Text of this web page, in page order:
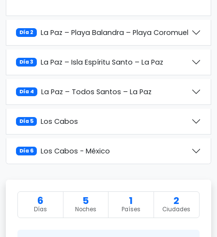
Día 2 La Paz – Playa Balandra – Playa Coromuel
Día 3 La Paz – Isla Espíritu Santo – La Paz
Día 4 La Paz – Todos Santos – La Paz
Día 5 Los Cabos
Día 6 Los Cabos - México
6
Días
5
Noches
1
Países
2
Ciudades